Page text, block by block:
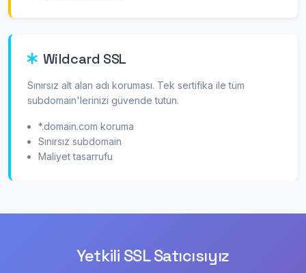
Wildcard SSL
Sınırsız alt alan adı koruması. Tek sertifika ile tüm
subdomain'lerinizi güvende tutun.
*.domain.com koruma
Sınırsız subdomain
Maliyet tasarrufu
Yetkili SSL Satıcısıyız